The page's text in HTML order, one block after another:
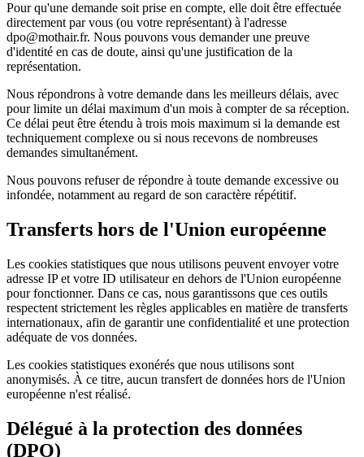
Pour qu'une demande soit prise en compte, elle doit être effectuée
directement par vous (ou votre représentant) à l'adresse
dpo@mothair.fr. Nous pouvons vous demander une preuve
d'identité en cas de doute, ainsi qu'une justification de la
représentation.
Nous répondrons à votre demande dans les meilleurs délais, avec
pour limite un délai maximum d'un mois à compter de sa réception.
Ce délai peut être étendu à trois mois maximum si la demande est
techniquement complexe ou si nous recevons de nombreuses
demandes simultanément.
Nous pouvons refuser de répondre à toute demande excessive ou
infondée, notamment au regard de son caractère répétitif.
Transferts hors de l'Union européenne
Les cookies statistiques que nous utilisons peuvent envoyer votre
adresse IP et votre ID utilisateur en dehors de l'Union européenne
pour fonctionner. Dans ce cas, nous garantissons que ces outils
respectent strictement les règles applicables en matière de transferts
internationaux, afin de garantir une confidentialité et une protection
adéquate de vos données.
Les cookies statistiques exonérés que nous utilisons sont
anonymisés. À ce titre, aucun transfert de données hors de l'Union
européenne n'est réalisé.
Délégué à la protection des données
(DPO)